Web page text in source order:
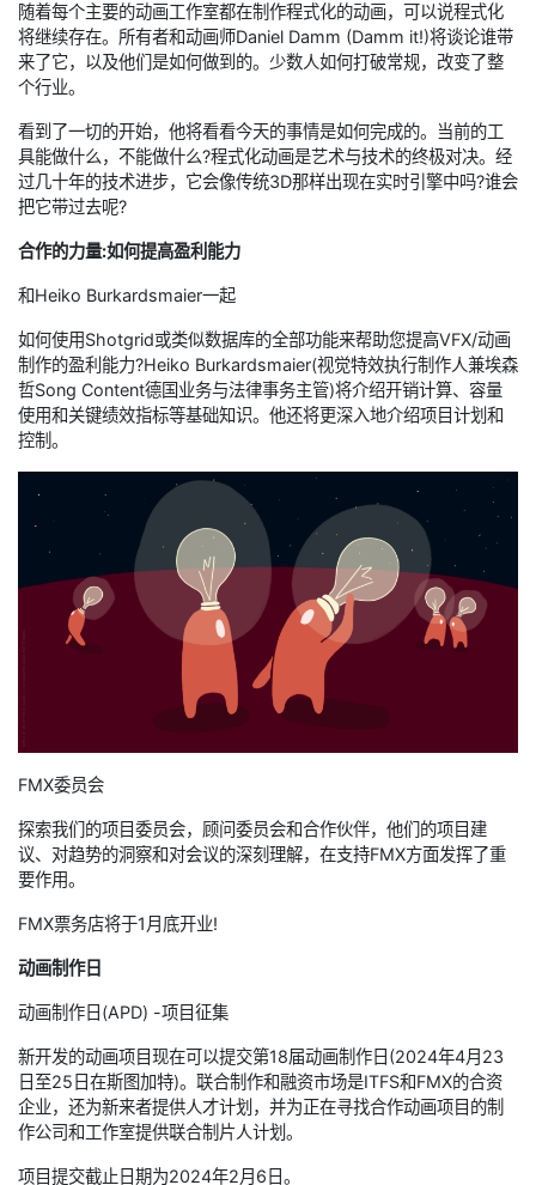
随着每个主要的动画工作室都在制作程式化的动画，可以说程式化
将继续存在。所有者和动画师Daniel Damm (Damm it!)将谈论谁带
来了它，以及他们是如何做到的。少数人如何打破常规，改变了整
个行业。
看到了一切的开始，他将看看今天的事情是如何完成的。当前的工
具能做什么，不能做什么?程式化动画是艺术与技术的终极对决。经
过几十年的技术进步，它会像传统3D那样出现在实时引擎中吗?谁会
把它带过去呢?
合作的力量:如何提高盈利能力
和Heiko Burkardsmaier一起
如何使用Shotgrid或类似数据库的全部功能来帮助您提高VFX/动画
制作的盈利能力?Heiko Burkardsmaier(视觉特效执行制作人兼埃森
哲Song Content德国业务与法律事务主管)将介绍开销计算、容量
使用和关键绩效指标等基础知识。他还将更深入地介绍项目计划和
控制。
FMX委员会
探索我们的项目委员会，顾问委员会和合作伙伴，他们的项目建
议、对趋势的洞察和对会议的深刻理解，在支持FMX方面发挥了重
要作用。
FMX票务店将于1月底开业!
动画制作日
动画制作日(APD) -项目征集
新开发的动画项目现在可以提交第18届动画制作日(2024年4月23
日至25日在斯图加特)。联合制作和融资市场是ITFS和FMX的合资
企业，还为新来者提供人才计划，并为正在寻找合作动画项目的制
作公司和工作室提供联合制片人计划。
项目提交截止日期为2024年2月6日。